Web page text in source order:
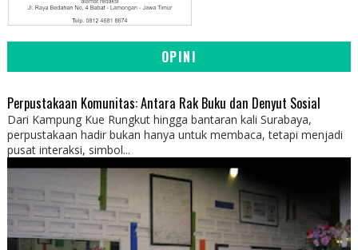
OPINI
Perpustakaan Komunitas: Antara Rak Buku dan Denyut Sosial
Dari Kampung Kue Rungkut hingga bantaran kali Surabaya,
perpustakaan hadir bukan hanya untuk membaca, tetapi menjadi
pusat interaksi, simbol...